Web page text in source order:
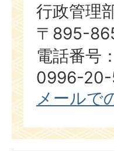
行政管理
〒895-
電話番号
0996-
メールで